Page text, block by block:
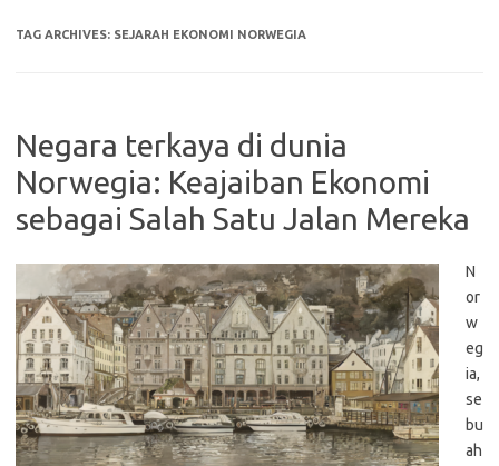
TAG ARCHIVES: SEJARAH EKONOMI NORWEGIA
Negara terkaya di dunia
Norwegia: Keajaiban Ekonomi
sebagai Salah Satu Jalan Mereka
N
or
w
eg
ia,
se
bu
ah